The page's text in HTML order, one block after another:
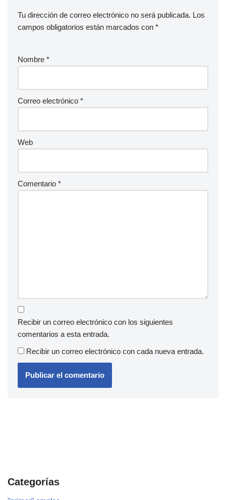
Tu dirección de correo electrónico no será publicada. Los
campos obligatorios están marcados con *
Nombre *
Correo electrónico *
Web
Comentario *
Recibir un correo electrónico con los siguientes
comentarios a esta entrada.
Recibir un correo electrónico con cada nueva entrada.
Categorías